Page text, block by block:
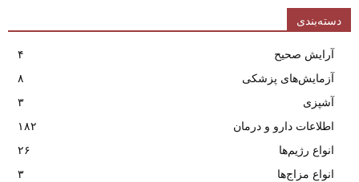
دسته‌بندی
آرایش صحیح
۴
آزمایش‌های پزشکی
۸
آشپزی
۳
اطلاعات دارو و درمان
۱۸۲
انواع رژیم‌ها
۲۶
انواع مزاج‌ها
۳